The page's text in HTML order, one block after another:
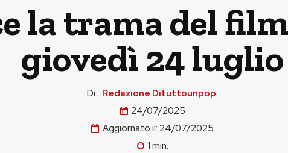
la trama del
giovedì 24 luglio
Di: Redazione Dituttounpop
24/07/2025
Aggiornato il: 24/07/2025
1 min.